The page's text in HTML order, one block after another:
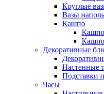
Круглые
Вазы
Кашпо
Кашпо
Кашпо
Декоративные
Настенные
Подставки
Часы